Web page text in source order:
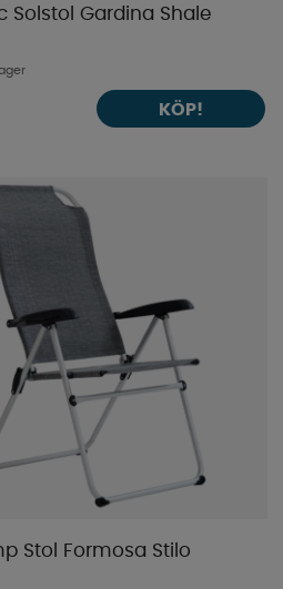
Solstol Gardina Shale
KÖP!
Stol Formosa Stilo